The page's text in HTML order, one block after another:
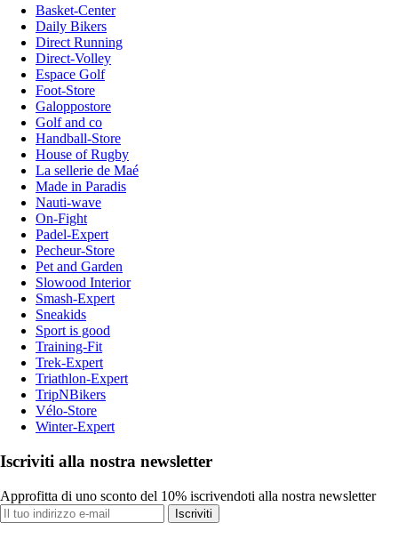
Basket-Center
Daily Bikers
Direct Running
Direct-Volley
Espace Golf
Foot-Store
Galoppostore
Golf and co
Handball-Store
House of Rugby
La sellerie de Maé
Made in Paradis
Nauti-wave
On-Fight
Padel-Expert
Pecheur-Store
Pet and Garden
Slowood Interior
Smash-Expert
Sneakids
Sport is good
Training-Fit
Trek-Expert
Triathlon-Expert
TripNBikers
Vélo-Store
Winter-Expert
Iscriviti alla nostra newsletter
Approfitta di uno sconto del 10% iscrivendoti alla nostra newsletter
Iscriviti